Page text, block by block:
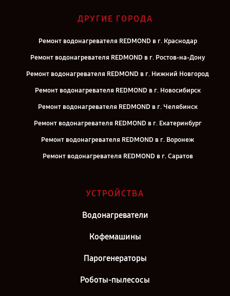
ДРУГИЕ ГОРОДА
Ремонт водонагревателя REDMOND в г. Краснодар
Ремонт водонагревателя REDMOND в г. Ростов-на-Дону
Ремонт водонагревателя REDMOND в г. Нижний Новгород
Ремонт водонагревателя REDMOND в г. Новосибирск
Ремонт водонагревателя REDMOND в г. Челябинск
Ремонт водонагревателя REDMOND в г. Екатеринбург
Ремонт водонагревателя REDMOND в г. Воронеж
Ремонт водонагревателя REDMOND в г. Саратов
Ремонт водонагревателя REDMOND в г. Киров
Ремонт водонагревателя REDMOND в г. Санкт-Петербург
УСТРОЙСТВА
Водонагреватели
Кофемашины
Парогенераторы
Роботы-пылесосы